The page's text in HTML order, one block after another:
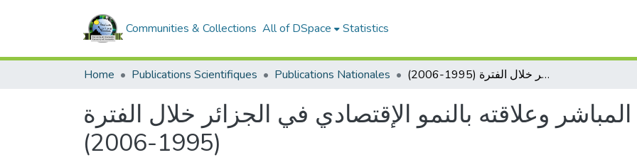
Communities & Collections All of DSpace Statistics
Home Publications Scientifiques Publications Nationales الإستثمار الأجنبي المباشر وعلاقته بالنمو الإقتصادي في الجزائر خلال الفترة (1995-2006)
المباشر وعلاقته بالنمو الإقتصادي في الجزائر خلال الفترة
(1995-2006)